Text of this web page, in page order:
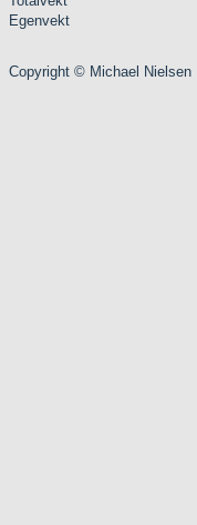
Egenvekt
Copyright © Michael Nielsen